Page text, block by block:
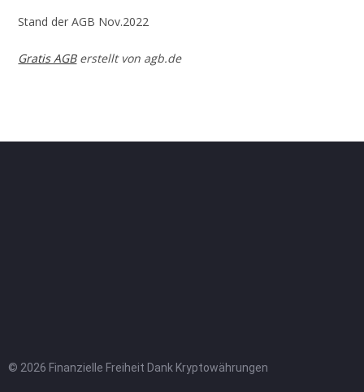
Stand der AGB Nov.2022
Gratis AGBerstellt von agb.de
© 2026 Finanzielle Freiheit Dank Kryptowährungen